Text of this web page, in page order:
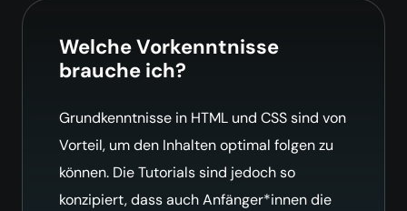
Welche Vorkenntnisse
brauche ich?
Grundkenntnisse in HTML und CSS sind von
Vorteil, um den Inhalten optimal folgen zu
können. Die Tutorials sind jedoch so
konzipiert, dass auch Anfänger*innen die